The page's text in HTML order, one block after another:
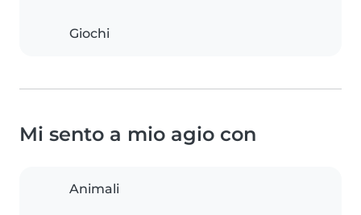
Giochi
Mi sento a mio agio con
Animali